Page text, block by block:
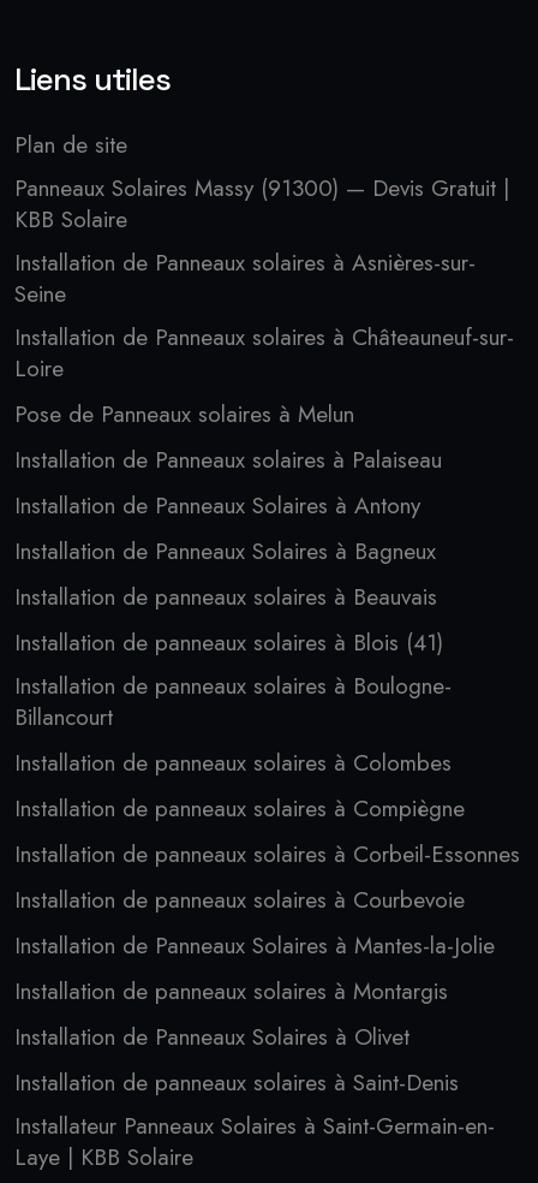
Liens utiles
Plan de site
Panneaux Solaires Massy (91300) — Devis Gratuit |
KBB Solaire
Installation de Panneaux solaires à Asnières-sur-
Seine
Installation de Panneaux solaires à Châteauneuf-sur-
Loire
Pose de Panneaux solaires à Melun
Installation de Panneaux solaires à Palaiseau
Installation de Panneaux Solaires à Antony
Installation de Panneaux Solaires à Bagneux
Installation de panneaux solaires à Beauvais
Installation de panneaux solaires à Blois (41)
Installation de panneaux solaires à Boulogne-
Billancourt
Installation de panneaux solaires à Colombes
Installation de panneaux solaires à Compiègne
Installation de panneaux solaires à Corbeil-Essonnes
Installation de panneaux solaires à Courbevoie
Installation de Panneaux Solaires à Mantes-la-Jolie
Installation de panneaux solaires à Montargis
Installation de Panneaux Solaires à Olivet
Installation de panneaux solaires à Saint-Denis
Installateur Panneaux Solaires à Saint-Germain-en-
Laye | KBB Solaire